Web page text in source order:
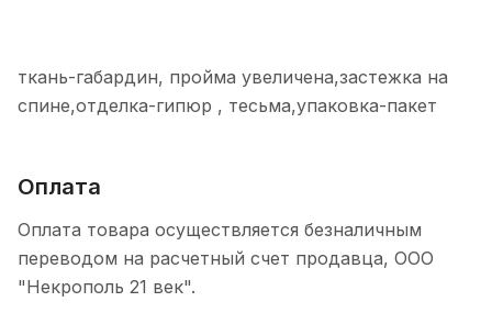
ткань-габардин, пройма увеличена,застежка на
спине,отделка-гипюр , тесьма,упаковка-пакет
Оплата
Оплата товара осуществляется безналичным
переводом на расчетный счет продавца, ООО
"Некрополь 21 век".